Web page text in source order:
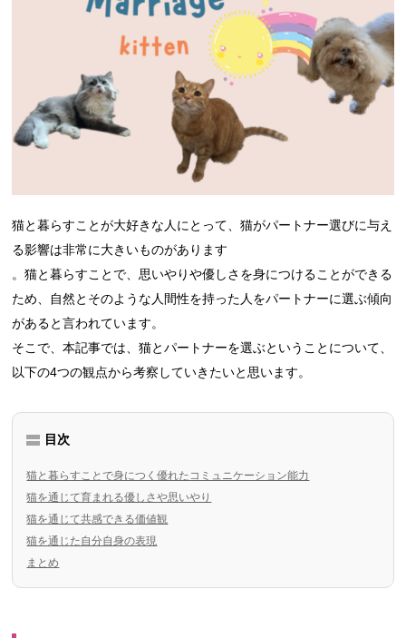
猫と暮らすことが大好きな人にとって、猫がパートナー選びに与え
る影響は非常に大きいものがあります
。猫と暮らすことで、思いやりや優しさを身につけることができる
ため、自然とそのような人間性を持った人をパートナーに選ぶ傾向
があると言われています。
そこで、本記事では、猫とパートナーを選ぶということについて、
以下の4つの観点から考察していきたいと思います。
目次
猫と暮らすことで身につく優れたコミュニケーション能力
猫を通じて育まれる優しさや思いやり
猫を通じて共感できる価値観
猫を通じた自分自身の表現
まとめ